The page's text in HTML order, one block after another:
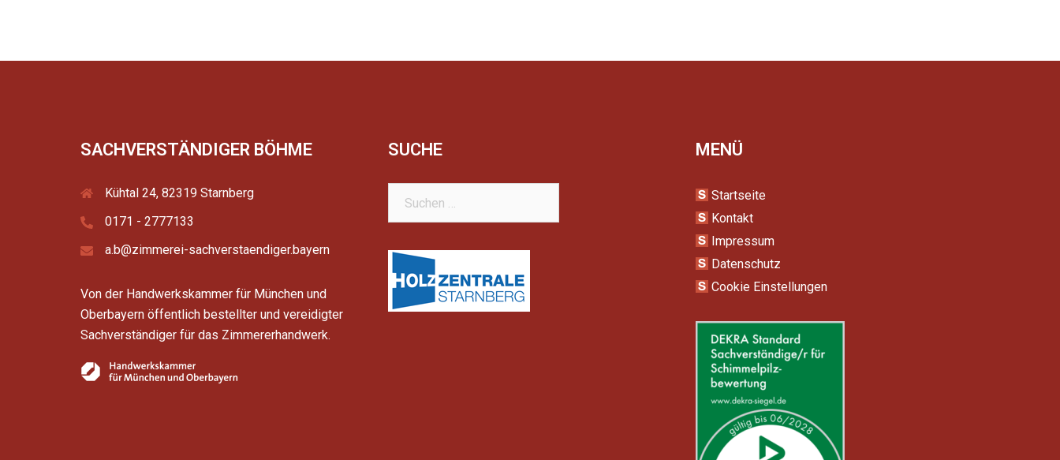
SACHVERSTÄNDIGER BÖHME
Kühtal 24, 82319 Starnberg
0171 - 2777133
a.b@zimmerei-sachverstaendiger.bayern
Von der Handwerkskammer für München und
Oberbayern öffentlich bestellter und vereidigter
Sachverständiger für das Zimmererhandwerk.
SUCHE
nach:
MENÜ
Startseite
Kontakt
Impressum
Datenschutz
Cookie Einstellungen